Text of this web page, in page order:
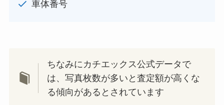
車体番号
ちなみにカチエックス公式データで
は、写真枚数が多いと査定額が高くな
る傾向があるとされています